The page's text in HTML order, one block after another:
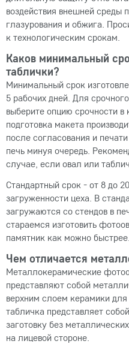
воздействия внешней среды
глазурования и обжига.
к технологическим срокам.
Каков минимальный
таблички?
Минимальный срок
5 рабочих дней. Для
выберите опцию срочности
подготовка макета
после согласования и
печь минуя очередь.
случае, если овал или
Стандартный срок - от 8 до
загруженности цеха. В
загружаются со стендов в
стараемся изготовить
памятник как можно быстрее.
Чем отличается
Металлокерамические
представляют собой
верхним слоем керамики
табличка представляет
заготовку без
на лицевой стороне.